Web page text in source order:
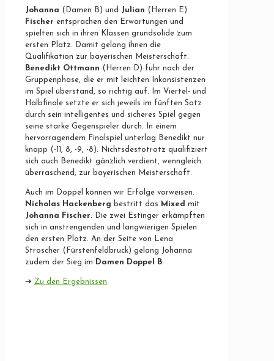
Johanna (Damen B) und Julian (Herren E)
Fischer entsprachen den Erwartungen und
spielten sich in ihren Klassen grundsolide zum
ersten Platz. Damit gelang ihnen die
Qualifikation zur bayerischen Meisterschaft.
Benedikt Ottmann (Herren D) fuhr nach der
Gruppenphase, die er mit leichten Inkonsistenzen
im Spiel überstand, so richtig auf. Im Viertel- und
Halbfinale setzte er sich jeweils im fünften Satz
durch sein intelligentes und sicheres Spiel gegen
seine starke Gegenspieler durch. In einem
hervorragendem Finalspiel unterlag Benedikt nur
knapp (-11, 8, -9, -8). Nichtsdestotrotz qualifiziert
sich auch Benedikt gänzlich verdient, wenngleich
überraschend, zur bayerischen Meisterschaft.
Auch im Doppel können wir Erfolge vorweisen.
Nicholas Hackenberg bestritt das Mixed mit
Johanna Fischer . Die zwei Estinger erkämpften
sich in anstrengenden und langwierigen Spielen
den ersten Platz. An der Seite von Lena
Stroscher (Fürstenfeldbruck) gelang Johanna
zudem der Sieg im
Damen Doppel B
➔ Zu den Ergebnissen